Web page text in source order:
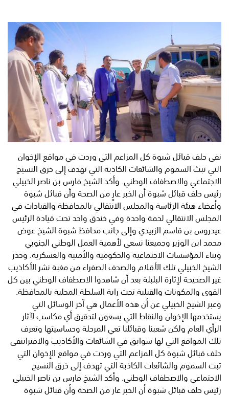
نفى حلف قبائل شبوة كل المزاعم التي وردت في مواقع الإخوان
التي تبث السموم والشائعات الكاذبة التي تهدف إلى خرق النسيج
الاجتماعي والاصطفاف الوطني. وأكد الشيخ فارس بن ناصر الخبيلي
رئيس حلف قبائل شبوة أن الخبر عارٍ من الصحة وأن قبائل شبوة
وأعضاء هيئة الرئاسة والمجلس الانتقالي بالمحافظة والقيادات في
المجلس الانتقالي لحمة واحدة وفي خندق واحد تحت قيادة الرئيس
عيدروس بن قاسم الزبيدي وإلى جانب محافظ شبوة الشيخ عوض
محمد ابن الوزير وجميعنا نسعى لأهمية العمل الوطني الجنوبي
وبناء المؤسسات الاجتماعية والحكومية والأمنية والعسكرية. وحذر
الشيخ الخبيلي تلك الأقلام والصحف الصفراء من مغبة نشر الأكاذيب
غير الصحيحة لإثارة البلبلة بعد أن شاهدوا الاصطفاف الوطني بين كل
القوى والمكونات والقبلية تحت راية السلطة المحلية بالمحافظة.
وعبر الشيخ الخبيلي عن أن هذه الأعمال هي آخر الوسائل التي
يستخدمها الإخوان والنقاط التي يسعون لتحقيق أي مكاسب لآثار
الرأي العام ولكن شعبنا وقبائلنا تعي المرحلة وحساسيتها وتعرف
تلك المواقع التي لها سوابق في الشائعات والأكاذيب والافتراتنفى
حلف قبائل شبوة كل المزاعم التي وردت في مواقع الإخوان التي
تبث السموم والشائعات الكاذبة التي تهدف إلى خرق النسيج
الاجتماعي والاصطفاف الوطني. وأكد الشيخ فارس بن ناصر الخبيلي
رئيس حلف قبائل شبوة أن الخبر عارٍ من الصحة وأن قبائل شبوة